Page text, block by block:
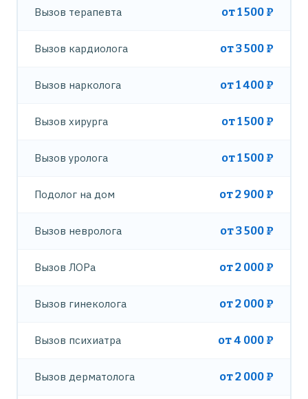
Вызов терапевта от 1 500 ₽
Вызов кардиолога от 3 500 ₽
Вызов нарколога от 1 400 ₽
Вызов хирурга от 1 500 ₽
Вызов уролога от 1 500 ₽
Подолог на дом от 2 900 ₽
Вызов невролога от 3 500 ₽
Вызов ЛОРа от 2 000 ₽
Вызов гинеколога от 2 000 ₽
Вызов психиатра от 4 000 ₽
Вызов дерматолога от 2 000 ₽